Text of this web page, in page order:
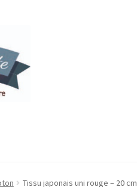
souhaits Mon espace
Tissu japonais uni rouge – 20 cm